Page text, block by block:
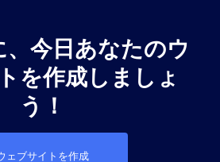
今日あなたのウ
を作成しましょ
う！
ェブサイトを作成